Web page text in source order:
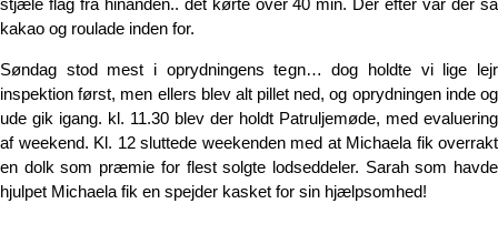
stjæle flag fra hinanden.. det kørte over 40 min. Der efter var der så
kakao og roulade inden for.
Søndag stod mest i oprydningens tegn… dog holdte vi lige lejr
inspektion først, men ellers blev alt pillet ned, og oprydningen inde og
ude gik igang. kl. 11.30 blev der holdt Patruljemøde, med evaluering
af weekend. Kl. 12 sluttede weekenden med at Michaela fik overrakt
en dolk som præmie for flest solgte lodseddeler. Sarah som havde
hjulpet Michaela fik en spejder kasket for sin hjælpsomhed!